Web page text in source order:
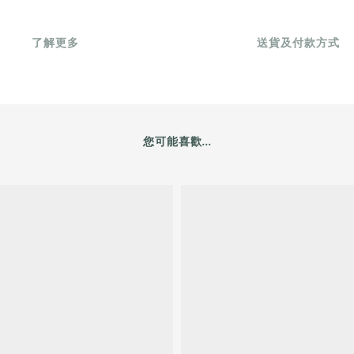
了解更多 送貨及付款方式
您可能喜歡...